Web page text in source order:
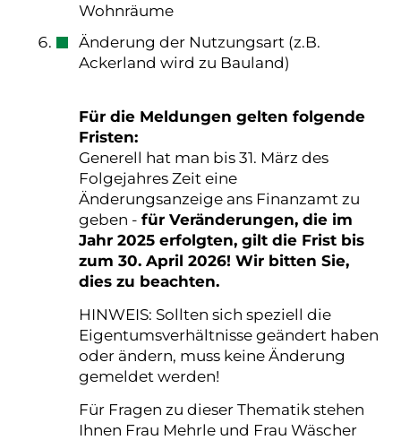
Wohnräume
Änderung der Nutzungsart (z.B.
Ackerland wird zu Bauland)
Für die Meldungen gelten folgende
Fristen:
Generell hat man bis 31. März des
Folgejahres Zeit eine
Änderungsanzeige ans Finanzamt zu
geben -für Veränderungen, die im
Jahr 2025 erfolgten, gilt die Frist bis
zum 30. April 2026! Wir bitten Sie,
dies zu beachten.
HINWEIS: Sollten sich speziell die
Eigentumsverhältnisse geändert haben
oder ändern, muss keine Änderung
gemeldet werden!
Für Fragen zu dieser Thematik stehen
Ihnen Frau Mehrle und Frau Wäscher